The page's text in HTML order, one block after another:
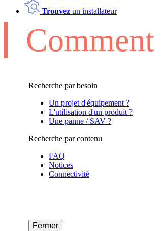
Trouvez un installateur
Recherche par besoin
Un projet d'équipement ?
L'utilisation d'un produit ?
Une panne / SAV ?
Recherche par contenu
FAQ
Notices
Connectivité
Fermer